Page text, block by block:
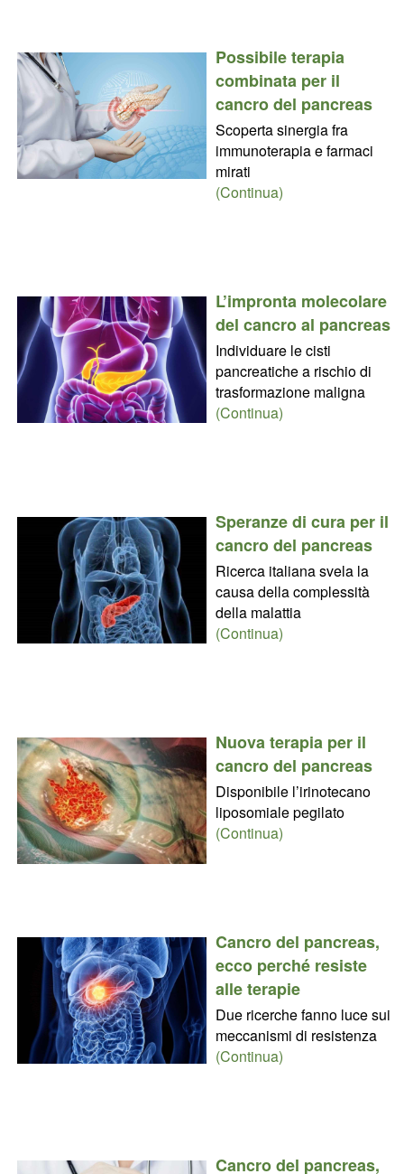
Possibile terapia
combinata per il
cancro del pancreas
Scoperta sinergia fra
immunoterapia e farmaci
mirati
(Continua)
L’impronta molecolare
del cancro al pancreas
Individuare le cisti
pancreatiche a rischio di
trasformazione maligna
(Continua)
Speranze di cura per il
cancro del pancreas
Ricerca italiana svela la
causa della complessità
della malattia
(Continua)
Nuova terapia per il
cancro del pancreas
Disponibile l’irinotecano
liposomiale pegilato
(Continua)
Cancro del pancreas,
ecco perché resiste
alle terapie
Due ricerche fanno luce sui
meccanismi di resistenza
(Continua)
Cancro del pancreas,